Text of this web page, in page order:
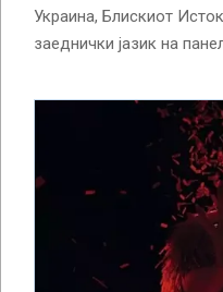
Украина, Блискиот
заеднички јазик на